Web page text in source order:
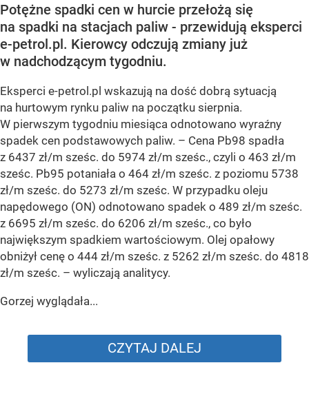
Potężne spadki cen w hurcie przełożą się
na spadki na stacjach paliw - przewidują eksperci
e-petrol.pl. Kierowcy odczują zmiany już
w nadchodzącym tygodniu.
Eksperci e-petrol.pl wskazują na dość dobrą sytuacją
na hurtowym rynku paliw na początku sierpnia.
W pierwszym tygodniu miesiąca odnotowano wyraźny
spadek cen podstawowych paliw. – Cena Pb98 spadła
z 6437 zł/m sześc. do 5974 zł/m sześc., czyli o 463 zł/m
sześc. Pb95 potaniała o 464 zł/m sześc. z poziomu 5738
zł/m sześc. do 5273 zł/m sześc. W przypadku oleju
napędowego (ON) odnotowano spadek o 489 zł/m sześc.
z 6695 zł/m sześc. do 6206 zł/m sześc., co było
największym spadkiem wartościowym. Olej opałowy
obniżył cenę o 444 zł/m sześc. z 5262 zł/m sześc. do 4818
zł/m sześc. – wyliczają analitycy.
Gorzej wyglądała...
CZYTAJ DALEJ